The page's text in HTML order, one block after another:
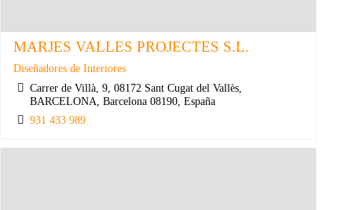
MARJES VALLES PROJECTES S.L.
Diseñadores de Interiores
Carrer de Villà, 9, 08172 Sant Cugat del Vallès,
BARCELONA, Barcelona 08190, España
931 433 989